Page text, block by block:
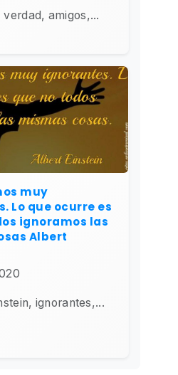
verdad, amigos,...
muy
Lo que ocurre es
ignoramos las
Albert
ignorantes,...